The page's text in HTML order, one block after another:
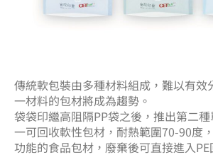
傳統軟包裝由多種材料組成，難以有效
一材料的包材將成為趨勢。
袋袋印繼高阻隔PP袋之後，推出第二
一可回收軟性包材，耐熱範圍70-90度
功能的食品包材，廢棄後可直接進入PE